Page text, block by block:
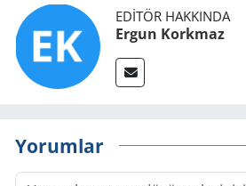
EDITÖR HAKKINDA
Ergun Korkmaz
Yorumlar